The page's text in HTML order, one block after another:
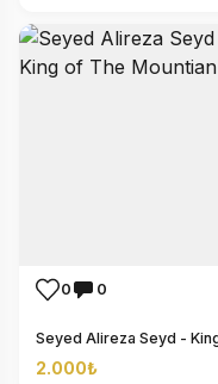
0 0
2.000₺